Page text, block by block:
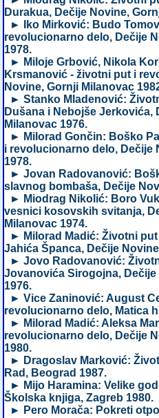
Durakua, Dečije Novine,
► Iko Mirković: Budo
revolucionarno delo, Dečije
1978.
► Miloje Grbović, Nikola
Krsmanović - životni put i
Novine, Gornji Milanovac
► Stanko Mladenović:
Dušana i Nebojše Jerkovića,
Milanovac 1976.
► Milorad Gončin: Boško
i revolucionarno delo, Dečije
1978.
► Jovan Radovanović:
slavnog bombaša, Dečije
► Miodrag Nikolić: Boro
vesnici kosovskih svitanja,
Milanovac 1974.
► Milorad Madić: Životni
Jahića Španca, Dečije
► Jovo Radovanović:
Jovanovića Sirogojna,
1976.
► Vice Zaninović: August
revolucionarno delo, Matica
► Milorad Madić: Aleksa
revolucionarno delo, Dečije
1980.
► Dragoslav Marković:
Rad, Beograd 1987.
► Mijo Haramina: Velike
Školska knjiga, Zagreb 1980.
► Pero Morača: Pokreti